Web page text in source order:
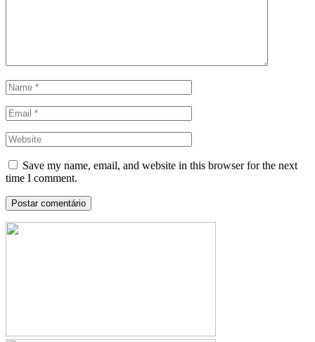
Save my name, email, and website in this browser for the next
time I comment.